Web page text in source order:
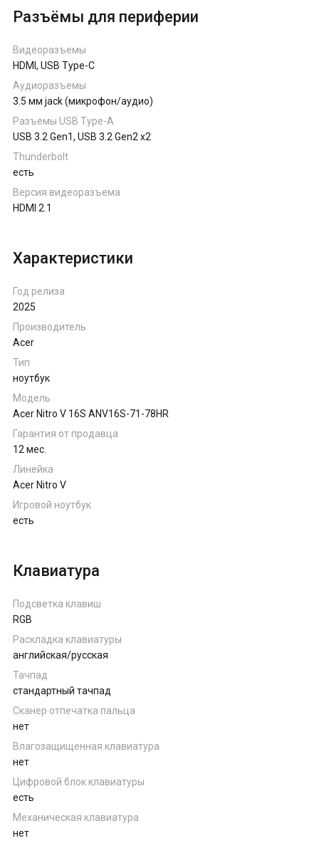
Разъёмы для периферии
Видеоразъемы
HDMI, USB Type-C
Аудиоразъемы
3.5 мм jack (микрофон/аудио)
Разъемы USB Type-A
USB 3.2 Gen1, USB 3.2 Gen2 x2
Thunderbolt
есть
Версия видеоразъема
HDMI 2.1
Характеристики
Год релиза
2025
Производитель
Acer
Тип
ноутбук
Модель
Acer Nitro V 16S ANV16S-71-78HR
Гарантия от продавца
12 мес.
Линейка
Acer Nitro V
Игровой ноутбук
есть
Клавиатура
Подсветка клавиш
RGB
Раскладка клавиатуры
английская/русская
Тачпад
стандартный тачпад
Сканер отпечатка пальца
нет
Влагозащищенная клавиатура
нет
Цифровой блок клавиатуры
есть
Механическая клавиатура
нет